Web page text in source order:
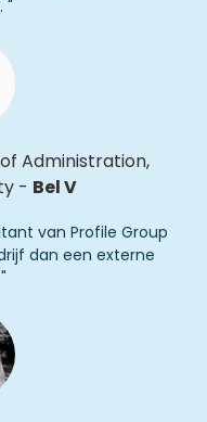
. "
Administration,
- Bel V
van Profile Group
dan een externe
"